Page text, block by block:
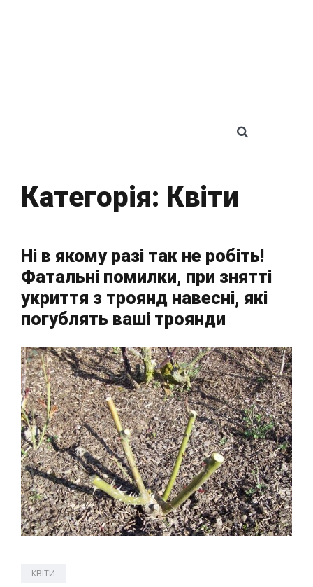
Категорія: Квіти
Ні в якому разі так не робіть!
Фатальні помилки, при знятті
укриття з троянд навесні, які
погублять ваші троянди
КВІТИ